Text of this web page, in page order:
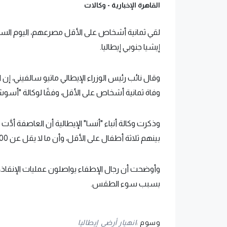
القاهرة الإخبارية - وكالات
لقي ثمانية أشخاص على الأقل مصرعهم، اليوم
إيشيا جنوبي إيطاليا.
وقال نائب رئيس الوزراء الإيطالي ماتيو سالفيني،
وفاة ثمانية أشخاص على الأقل، وفقًا لوكالة
بينهم ثلاثة أطفال على الأقل، وأن ما لا يقل عن 100 شخص تقطعت بهم السُّبل في أجزاء متفرقة من الجزيرة.
وأوضحت أن رجال الإطفاء يواصلون عمليات
بسبب سوء الطقس.
وسوم :انهيار أرضي إيطاليا